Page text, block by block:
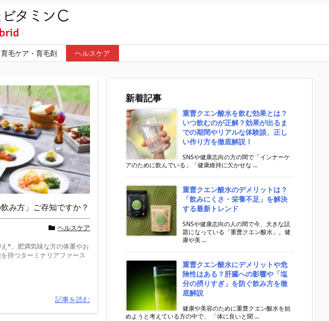
育毛ケア・育毛剤 ヘルスケア
み方」ご存知ですか？
ヘルスケア
*、肥満気味な方の体重やお
持つターミナリアファース
記事を読む
新着記事
重曹クエン酸水を飲む効果とは？
いつ飲むのが正解？効果が出るま
での期間やリアルな体験談、正し
い作り方を徹底解説！
SNSや健康志向の方の間で「インナーケ
アのために飲んでいる」「健康維持に欠かせな ...
重曹クエン酸水のデメリットは？
「飲みにくさ・栄養不足」を解決
する最新トレンド
SNSや健康志向の人の間で今、大きな話
題になっている「重曹クエン酸水」。健
康や美 ...
重曹クエン酸水にデメリットや危
険性はある？肝臓への影響や「塩
分の摂りすぎ」を防ぐ飲み方を徹
底解説
健康や美容のために重曹クエン酸水を始
めようと考えている方の中で、 「体に良いと聞 ...